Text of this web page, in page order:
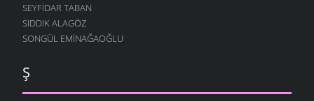
SEYFIDAR TABAN
SIDDIK ALAGÖZ
SONGÜL EMINAĞAOĞLU
Ş